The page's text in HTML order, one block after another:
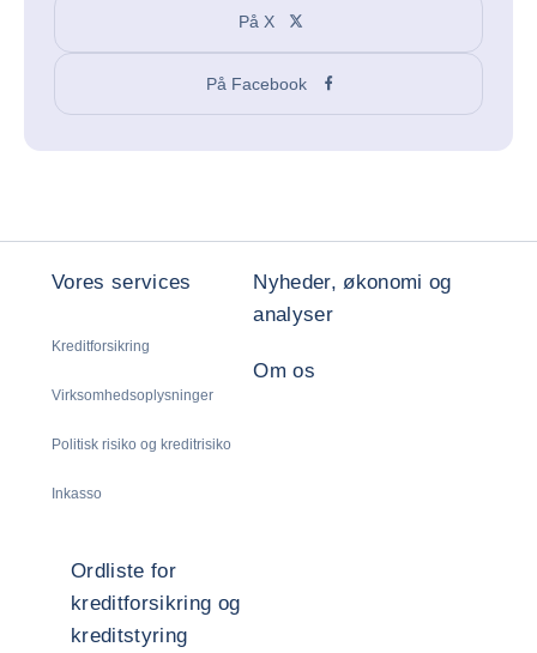
På X
På Facebook
Vores services
Kreditforsikring
Virksomhedsoplysninger
Politisk risiko og kreditrisiko
Inkasso
Nyheder, økonomi og
analyser
Om os
Ordliste for
kreditforsikring og
kreditstyring